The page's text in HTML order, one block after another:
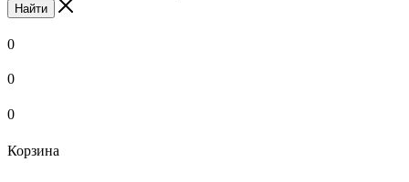
Найти
0
0
0
Корзина